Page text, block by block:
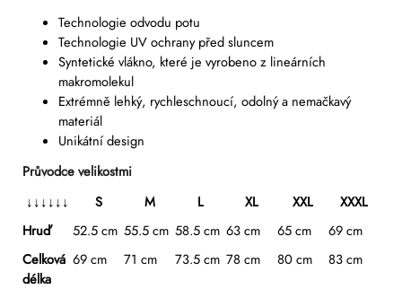
Technologie odvodu potu
Technologie UV ochrany před sluncem
Syntetické vlákno, které je vyrobeno z lineárních
makromolekul
Extrémně lehký, rychleschnoucí, odolný a nemačkavý
materiál
Unikátní design
Průvodce velikostmi
↓↓↓↓↓↓ S M L XL XXL
XXXL
Hruď
52.5 cm 55.5 cm 58.5 cm 63 cm 65 cm
69 cm
Celková
délka
69 cm 71 cm 73.5 cm 78 cm 80 cm 83 cm